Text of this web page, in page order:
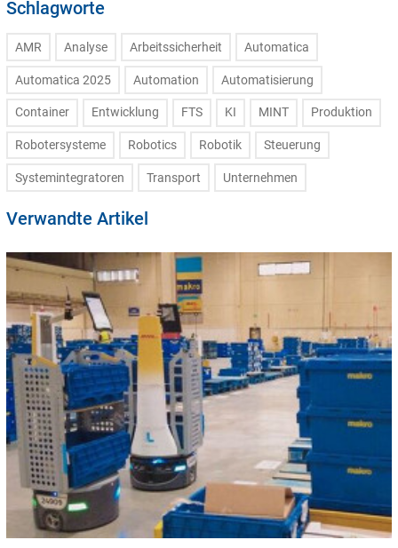
Schlagworte
AMR Analyse Arbeitssicherheit Automatica
Automatica 2025 Automation Automatisierung
Container Entwicklung FTS KI MINT Produktion
Robotersysteme Robotics Robotik Steuerung
Systemintegratoren Transport Unternehmen
Verwandte Artikel